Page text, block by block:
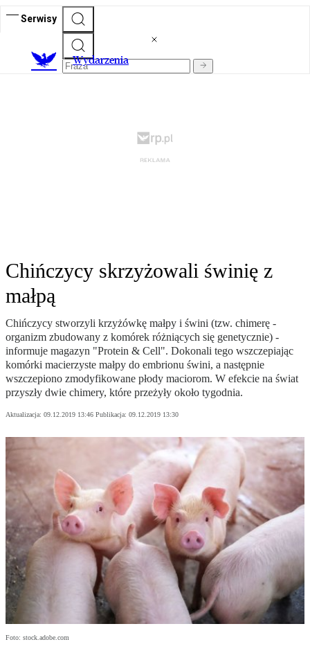
Serwisy
Wydarzenia
Chińczycy skrzyżowali świnię z
małpą
Chińczycy stworzyli krzyżówkę małpy i świni (tzw. chimerę -
organizm zbudowany z komórek różniących się genetycznie) -
informuje magazyn "Protein & Cell". Dokonali tego wszczepiając
komórki macierzyste małpy do embrionu świni, a następnie
wszczepiono zmodyfikowane płody maciorom. W efekcie na świat
przyszły dwie chimery, które przeżyły około tygodnia.
Aktualizacja: 09.12.2019 13:46 Publikacja: 09.12.2019 13:30
Foto: stock.adobe.com